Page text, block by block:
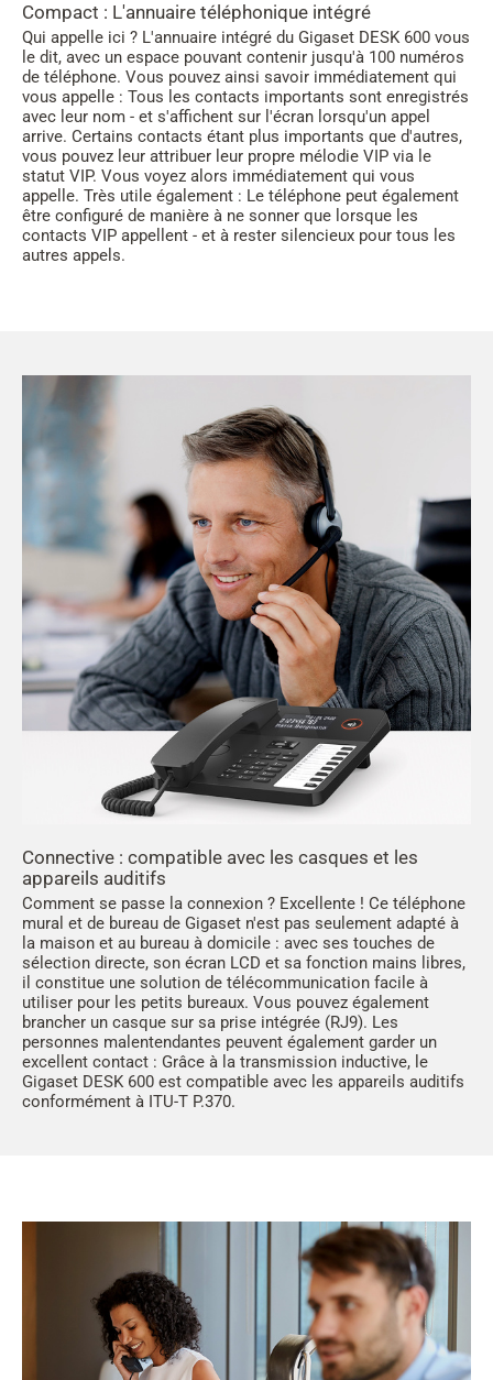
Compact : L'annuaire téléphonique intégré
Qui appelle ici ? L'annuaire intégré du Gigaset DESK 600 vous
le dit, avec un espace pouvant contenir jusqu'à 100 numéros
de téléphone. Vous pouvez ainsi savoir immédiatement qui
vous appelle : Tous les contacts importants sont enregistrés
avec leur nom - et s'affichent sur l'écran lorsqu'un appel
arrive. Certains contacts étant plus importants que d'autres,
vous pouvez leur attribuer leur propre mélodie VIP via le
statut VIP. Vous voyez alors immédiatement qui vous
appelle. Très utile également : Le téléphone peut également
être configuré de manière à ne sonner que lorsque les
contacts VIP appellent - et à rester silencieux pour tous les
autres appels.
Connective : compatible avec les casques et les
appareils auditifs
Comment se passe la connexion ? Excellente ! Ce téléphone
mural et de bureau de Gigaset n'est pas seulement adapté à
la maison et au bureau à domicile : avec ses touches de
sélection directe, son écran LCD et sa fonction mains libres,
il constitue une solution de télécommunication facile à
utiliser pour les petits bureaux. Vous pouvez également
brancher un casque sur sa prise intégrée (RJ9). Les
personnes malentendantes peuvent également garder un
excellent contact : Grâce à la transmission inductive, le
Gigaset DESK 600 est compatible avec les appareils auditifs
conformément à ITU-T P.370.